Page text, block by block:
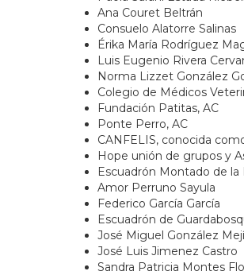
Ana Couret Beltrán
Consuelo Alatorre Salinas
Érika María Rodríguez
Luis Eugenio Rivera
Norma Lizzet González
Colegio de Médicos
Fundación Patitas, AC
Ponte Perro, AC
CANFELIS, conocida
Hope unión de grupos y
Escuadrón Montado de la
Amor Perruno Sayula
Federico García García
Escuadrón de
José Miguel González
José Luis Jimenez Castro
Sandra Patricia Montes